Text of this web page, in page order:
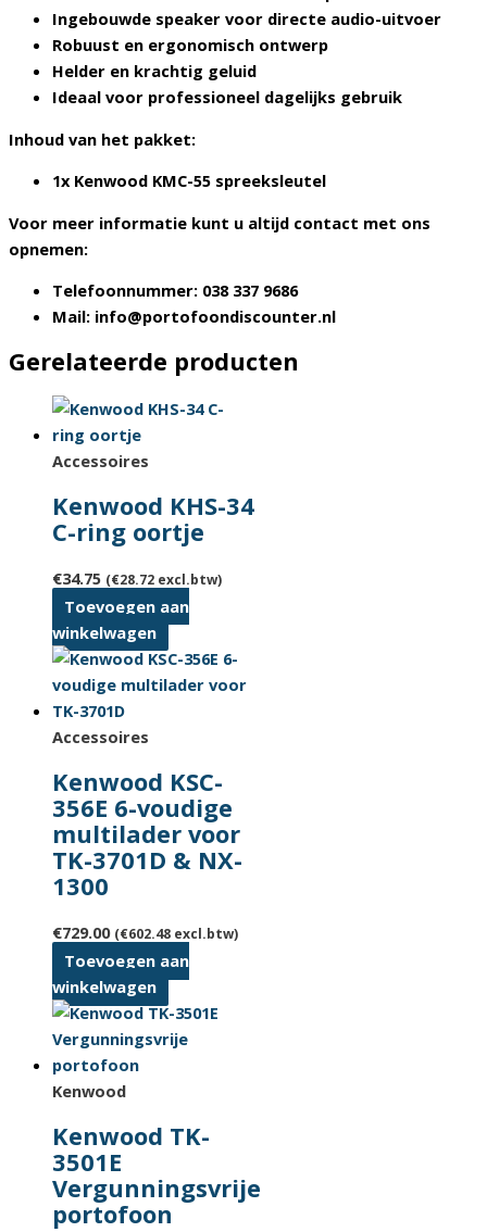
Ingebouwde speaker voor directe audio-uitvoer
Robuust en ergonomisch ontwerp
Helder en krachtig geluid
Ideaal voor professioneel dagelijks gebruik
Inhoud van het pakket:
1x Kenwood KMC-55 spreeksleutel
Voor meer informatie kunt u altijd contact met ons
opnemen:
Telefoonnummer: 038 337 9686
Mail: info@portofoondiscounter.nl
Gerelateerde producten
Accessoires
Kenwood KHS-34
C-ring oortje
€34.75 (€28.72 excl.btw)
Toevoegen aan
winkelwagen
Accessoires
Kenwood KSC-
356E 6-voudige
multilader voor
TK-3701D & NX-
1300
€729.00 (€602.48 excl.btw)
Toevoegen aan
winkelwagen
Kenwood
Kenwood TK-
3501E
Vergunningsvrije
portofoon